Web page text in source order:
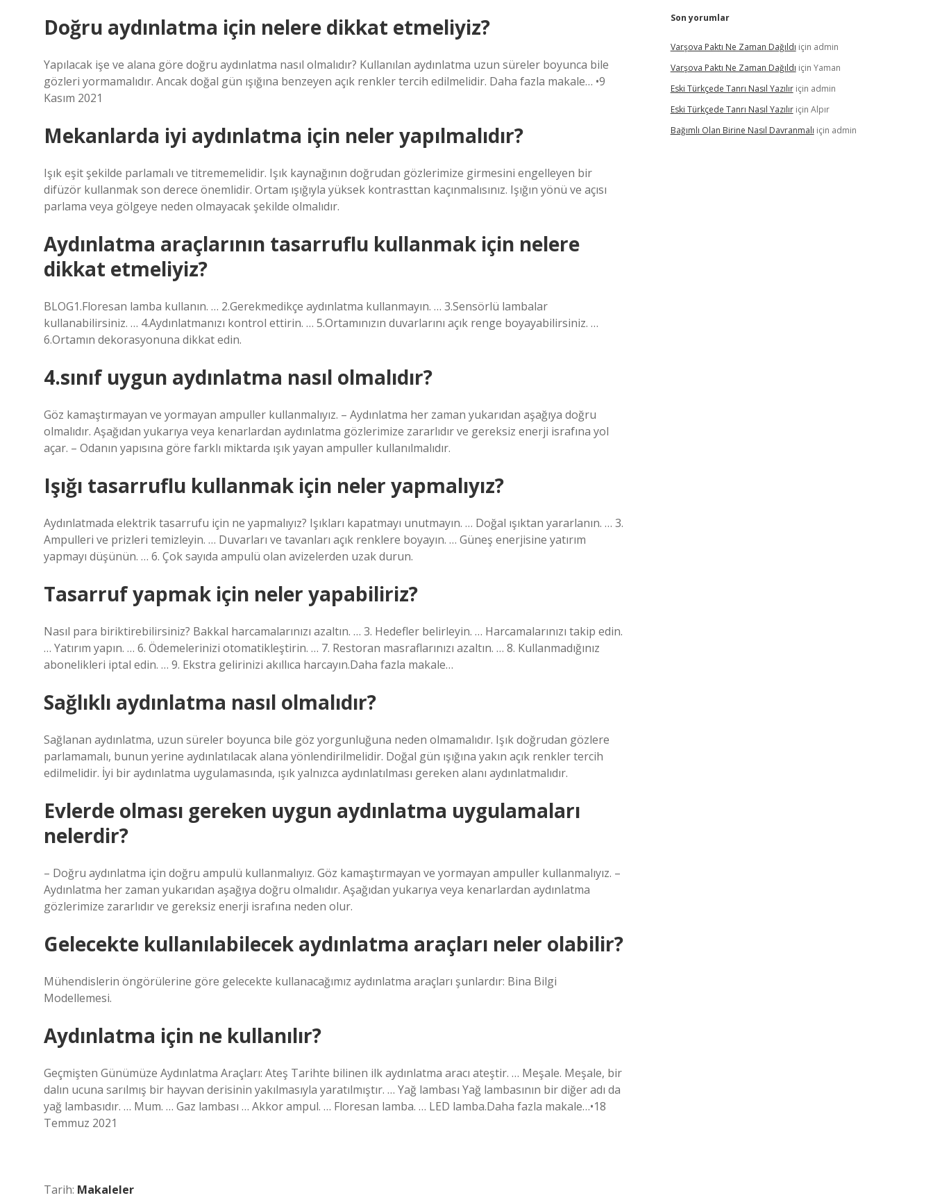
Doğru aydınlatma için nelere dikkat etmeliyiz?
Yapılacak işe ve alana göre doğru aydınlatma nasıl olmalıdır? Kullanılan aydınlatma uzun süreler boyunca bile
gözleri yormamalıdır. Ancak doğal gün ışığına benzeyen açık renkler tercih edilmelidir. Daha fazla makale… •9
Kasım 2021
Mekanlarda iyi aydınlatma için neler yapılmalıdır?
Işık eşit şekilde parlamalı ve titrememelidir. Işık kaynağının doğrudan gözlerimize girmesini engelleyen bir
difüzör kullanmak son derece önemlidir. Ortam ışığıyla yüksek kontrasttan kaçınmalısınız. Işığın yönü ve açısı
parlama veya gölgeye neden olmayacak şekilde olmalıdır.
Aydınlatma araçlarının tasarruflu kullanmak için nelere
dikkat etmeliyiz?
BLOG1.Floresan lamba kullanın. … 2.Gerekmedikçe aydınlatma kullanmayın. … 3.Sensörlü lambalar
kullanabilirsiniz. … 4.Aydınlatmanızı kontrol ettirin. … 5.Ortamınızın duvarlarını açık renge boyayabilirsiniz. …
6.Ortamın dekorasyonuna dikkat edin.
4.sınıf uygun aydınlatma nasıl olmalıdır?
Göz kamaştırmayan ve yormayan ampuller kullanmalıyız. – Aydınlatma her zaman yukarıdan aşağıya doğru
olmalıdır. Aşağıdan yukarıya veya kenarlardan aydınlatma gözlerimize zararlıdır ve gereksiz enerji israfına yol
açar. – Odanın yapısına göre farklı miktarda ışık yayan ampuller kullanılmalıdır.
Işığı tasarruflu kullanmak için neler yapmalıyız?
Aydınlatmada elektrik tasarrufu için ne yapmalıyız? Işıkları kapatmayı unutmayın. … Doğal ışıktan yararlanın. … 3.
Ampulleri ve prizleri temizleyin. … Duvarları ve tavanları açık renklere boyayın. … Güneş enerjisine yatırım
yapmayı düşünün. … 6. Çok sayıda ampulü olan avizelerden uzak durun.
Tasarruf yapmak için neler yapabiliriz?
Nasıl para biriktirebilirsiniz? Bakkal harcamalarınızı azaltın. … 3. Hedefler belirleyin. … Harcamalarınızı takip edin.
… Yatırım yapın. … 6. Ödemelerinizi otomatikleştirin. … 7. Restoran masraflarınızı azaltın. … 8. Kullanmadığınız
abonelikleri iptal edin. … 9. Ekstra gelirinizi akıllıca harcayın.Daha fazla makale…
Sağlıklı aydınlatma nasıl olmalıdır?
Sağlanan aydınlatma, uzun süreler boyunca bile göz yorgunluğuna neden olmamalıdır. Işık doğrudan gözlere
parlamamalı, bunun yerine aydınlatılacak alana yönlendirilmelidir. Doğal gün ışığına yakın açık renkler tercih
edilmelidir. İyi bir aydınlatma uygulamasında, ışık yalnızca aydınlatılması gereken alanı aydınlatmalıdır.
Evlerde olması gereken uygun aydınlatma uygulamaları
nelerdir?
– Doğru aydınlatma için doğru ampulü kullanmalıyız. Göz kamaştırmayan ve yormayan ampuller kullanmalıyız. –
Aydınlatma her zaman yukarıdan aşağıya doğru olmalıdır. Aşağıdan yukarıya veya kenarlardan aydınlatma
gözlerimize zararlıdır ve gereksiz enerji israfına neden olur.
Gelecekte kullanılabilecek aydınlatma araçları neler olabilir?
Mühendislerin öngörülerine göre gelecekte kullanacağımız aydınlatma araçları şunlardır: Bina Bilgi
Modellemesi.
Aydınlatma için ne kullanılır?
Geçmişten Günümüze Aydınlatma Araçları: Ateş Tarihte bilinen ilk aydınlatma aracı ateştir. … Meşale. Meşale, bir
dalın ucuna sarılmış bir hayvan derisinin yakılmasıyla yaratılmıştır. … Yağ lambası Yağ lambasının bir diğer adı da
yağ lambasıdır. … Mum. … Gaz lambası … Akkor ampul. … Floresan lamba. … LED lamba.Daha fazla makale…•18
Temmuz 2021
Tarih: Makaleler
Son yorumlar
Varşova Paktı Ne Zaman Dağıldı için admin
Varşova Paktı Ne Zaman Dağıldı için Yaman
Eski Türkçede Tanrı Nasıl Yazılıriçin admin
Eski Türkçede Tanrı Nasıl Yazılıriçin Alpır
Bağımlı Olan Birine Nasıl Davranmalı için admin